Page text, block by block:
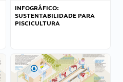
INFOGRÁFICO:
SUSTENTABILIDADE PARA
PISCICULTURA